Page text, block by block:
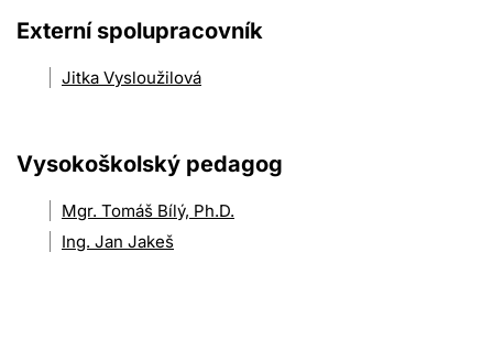
Externí spolupracovník
Jitka Vysloužilová
Vysokoškolský pedagog
Mgr. Tomáš Bílý, Ph.D.
Ing. Jan Jakeš